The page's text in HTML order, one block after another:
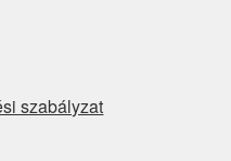
szabályzat